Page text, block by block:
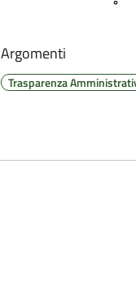
Argomenti
Trasparenza